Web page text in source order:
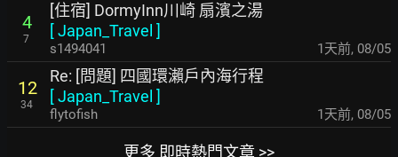
4
7
[住宿] DormyInn川崎 扇濱之湯
[Japan_Travel ]
s1494041 1天前, 08/05
12
34
Re: [問題] 四國環瀨戶內海行程
[Japan_Travel ]
flytofish 1天前, 08/05
更多 即時熱門文章 >>